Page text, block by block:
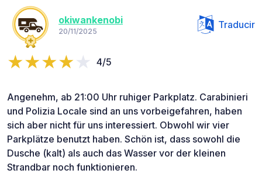
okiwankenobi
20/11/2025
Traducir
4/5
Angenehm, ab 21:00 Uhr ruhiger Parkplatz. Carabinieri
und Polizia Locale sind an uns vorbeigefahren, haben
sich aber nicht für uns interessiert. Obwohl wir vier
Parkplätze benutzt haben. Schön ist, dass sowohl die
Dusche (kalt) als auch das Wasser vor der kleinen
Strandbar noch funktionieren.